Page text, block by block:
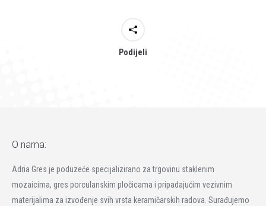
Podijeli
O nama:
Adria Gres je poduzeće specijalizirano za trgovinu staklenim
mozaicima, gres porculanskim pločicama i pripadajućim vezivnim
materijalima za izvođenje svih vrsta keramičarskih radova. Surađujemo